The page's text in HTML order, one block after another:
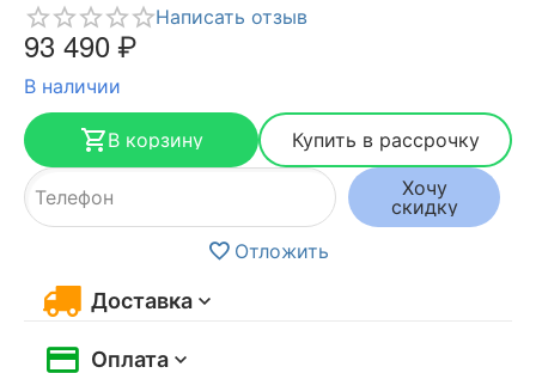
Написать отзыв
93 490₽
В наличии
В корзину
Купить в рассрочку
Хочу
скидку
Отложить
Доставка
Оплата